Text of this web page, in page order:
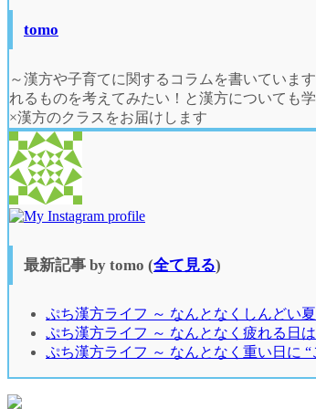
tomo
～漢方や子育てに関するコラムを書いていま
れるものを考えてみたい！と漢方についても
×漢方のクラスをお届けします
最新記事 by tomo (全て見る)
ぷち漢方ライフ ～ なんとなくしんどい
ぷち漢方ライフ ～ なんとなく疲れる日
ぷち漢方ライフ ～ なんとなく重い日に